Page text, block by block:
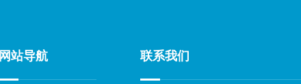
网站导航 联系我们